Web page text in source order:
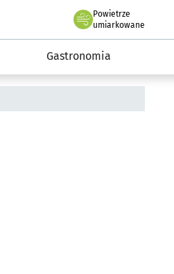
Powietrze
we Wrocławiu
umiarkowane
Gastronomia